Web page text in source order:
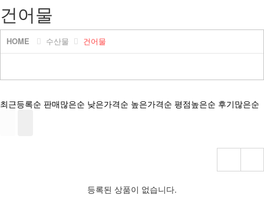
건어물
HOME 수산물 건어물
최근등록순 판매많은순 낮은가격순 높은가격순 평점높은순 후기많은순
등록된 상품이 없습니다.